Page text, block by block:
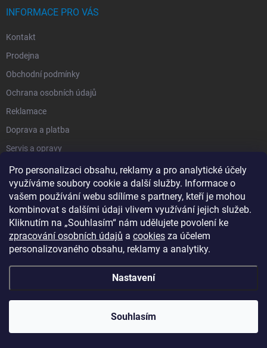
Pro personalizaci obsahu, reklamy a pro analytické účely
využíváme soubory cookie a další služby. Informace o
vašem používání webu sdílíme s partnery, kteří je mohou
kombinovat s dalšími údaji vlivem využívání jejich služeb.
Kliknutím na „Souhlasím“ nám udělujete povolení ke
zpracování osobních údajů a cookies za účelem
personalizovaného obsahu, reklamy a analytiky.
Nastavení
Souhlasím
INFORMACE PRO VÁS
Kontakt
Prodejna
Obchodní podmínky
Ochrana osobních údajů
Reklamace
Doprava a platba
Servis a opravy
Proč právě my
O repasované technice
Slovník pojmů
FACEBOOK